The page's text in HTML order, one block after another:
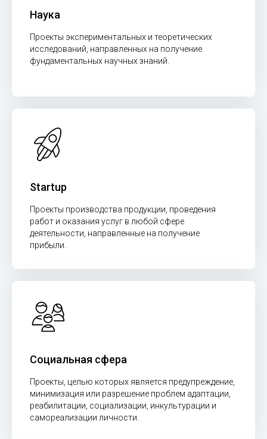
Наука
Проекты экспериментальных и теоретических
исследований, направленных на получение
фундаментальных научных знаний.
Startup
Проекты производства продукции, проведения
работ и оказания услуг в любой сфере
деятельности, направленные на получение
прибыли.
Социальная сфера
Проекты, целью которых является предупреждение,
минимизация или разрешение проблем адаптации,
реабилитации, социализации, инкультурации и
самореализации личности.